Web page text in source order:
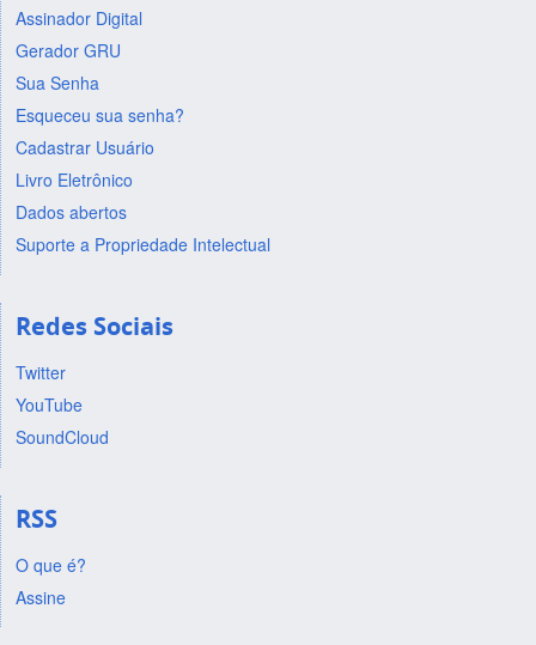
Assinador Digital
Gerador GRU
Sua Senha
Esqueceu sua senha?
Cadastrar Usuário
Livro Eletrônico
Dados abertos
Suporte a Propriedade Intelectual
Redes Sociais
Twitter
YouTube
SoundCloud
RSS
O que é?
Assine